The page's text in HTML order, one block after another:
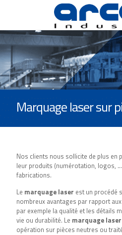
Marquage laser sur
Nos clients nous sollicite de plus en
leur produits (numérotation, logos,
fabrications.
Le marquage laser est un procédé
nombreux avantages par rapport
par exemple la qualité et les détails
vie ou durabilité. Le marquage laser
opération sur pièces neutres ou